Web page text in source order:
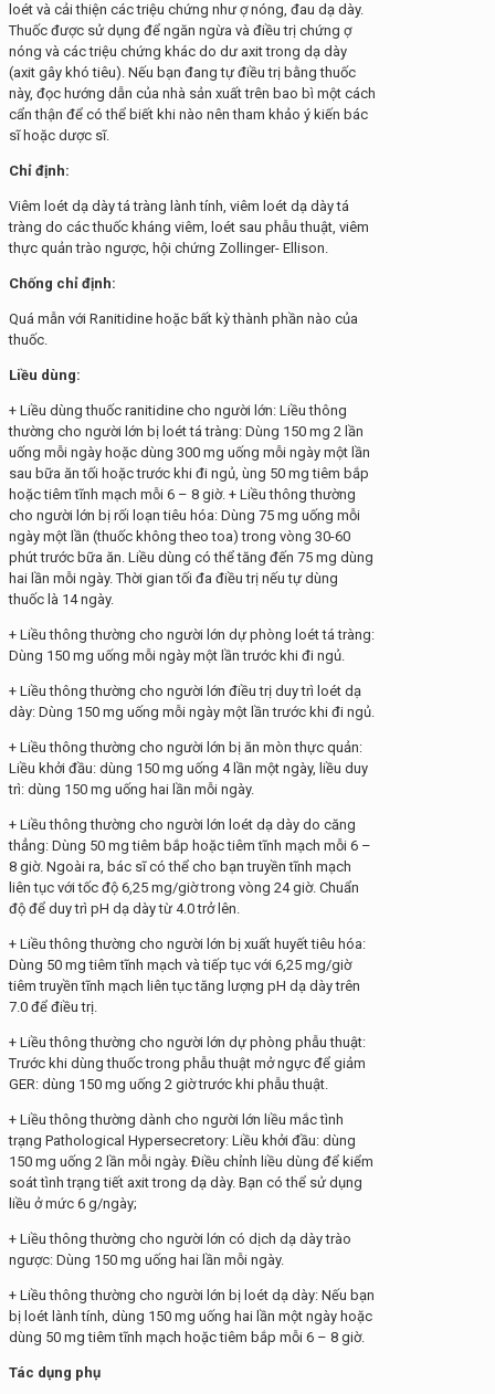
loét và cải thiện các triệu chứng như ợ nóng, đau dạ dày.
Thuốc được sử dụng để ngăn ngừa và điều trị chứng ợ
nóng và các triệu chứng khác do dư axit trong dạ dày
(axit gây khó tiêu). Nếu bạn đang tự điều trị bằng thuốc
này, đọc hướng dẫn của nhà sản xuất trên bao bì một cách
cẩn thận để có thể biết khi nào nên tham khảo ý kiến bác
sĩ hoặc dược sĩ.
Chỉ định:
Viêm loét dạ dày tá tràng lành tính, viêm loét dạ dày tá
tràng do các thuốc kháng viêm, loét sau phẫu thuật, viêm
thực quản trào ngược, hội chứng Zollinger- Ellison.
Chống chỉ định:
Quá mẫn với Ranitidine hoặc bất kỳ thành phần nào của
thuốc.
Liều dùng:
+ Liều dùng thuốc ranitidine cho người lớn: Liều thông
thường cho người lớn bị loét tá tràng: Dùng 150 mg 2 lần
uống mỗi ngày hoặc dùng 300 mg uống mỗi ngày một lần
sau bữa ăn tối hoặc trước khi đi ngủ, ùng 50 mg tiêm bắp
hoặc tiêm tĩnh mạch mỗi 6 – 8 giờ. + Liều thông thường
cho người lớn bị rối loạn tiêu hóa: Dùng 75 mg uống mỗi
ngày một lần (thuốc không theo toa) trong vòng 30-60
phút trước bữa ăn. Liều dùng có thể tăng đến 75 mg dùng
hai lần mỗi ngày. Thời gian tối đa điều trị nếu tự dùng
thuốc là 14 ngày.
+ Liều thông thường cho người lớn dự phòng loét tá tràng:
Dùng 150 mg uống mỗi ngày một lần trước khi đi ngủ.
+ Liều thông thường cho người lớn điều trị duy trì loét dạ
dày: Dùng 150 mg uống mỗi ngày một lần trước khi đi ngủ.
+ Liều thông thường cho người lớn bị ăn mòn thực quản:
Liều khởi đầu: dùng 150 mg uống 4 lần một ngày, liều duy
trì: dùng 150 mg uống hai lần mỗi ngày.
+ Liều thông thường cho người lớn loét dạ dày do căng
thẳng: Dùng 50 mg tiêm bắp hoặc tiêm tĩnh mạch mỗi 6 –
8 giờ. Ngoài ra, bác sĩ có thể cho bạn truyền tĩnh mạch
liên tục với tốc độ 6,25 mg/giờ trong vòng 24 giờ. Chuẩn
độ để duy trì pH dạ dày từ 4.0 trở lên.
+ Liều thông thường cho người lớn bị xuất huyết tiêu hóa:
Dùng 50 mg tiêm tĩnh mạch và tiếp tục với 6,25 mg/giờ
tiêm truyền tĩnh mạch liên tục tăng lượng pH dạ dày trên
7.0 để điều trị.
+ Liều thông thường cho người lớn dự phòng phẫu thuật:
Trước khi dùng thuốc trong phẫu thuật mở ngực để giảm
GER: dùng 150 mg uống 2 giờ trước khi phẫu thuật.
+ Liều thông thường dành cho người lớn liều mắc tình
trạng Pathological Hypersecretory: Liều khởi đầu: dùng
150 mg uống 2 lần mỗi ngày. Điều chỉnh liều dùng để kiểm
soát tình trạng tiết axit trong dạ dày. Bạn có thể sử dụng
liều ở mức 6 g/ngày;
+ Liều thông thường cho người lớn có dịch dạ dày trào
ngược: Dùng 150 mg uống hai lần mỗi ngày.
+ Liều thông thường cho người lớn bị loét dạ dày: Nếu bạn
bị loét lành tính, dùng 150 mg uống hai lần một ngày hoặc
dùng 50 mg tiêm tĩnh mạch hoặc tiêm bắp mỗi 6 – 8 giờ.
Tác dụng phụ